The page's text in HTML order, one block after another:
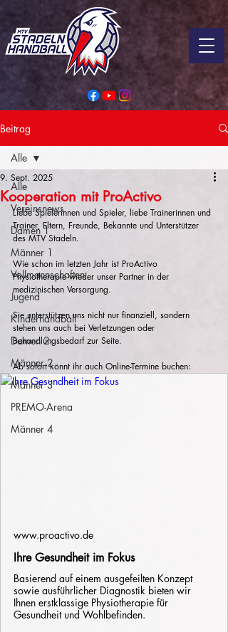
Beitrag
Alle
Vereinsnews
Damen 1
Männer 1
Vollmannschaften
Jugend
Kinderhandball
Damen 2
Männer 2
Männer 3
PREMO-Arena
Männer 4
Alle
Kooperation mit ProActivo
9. Sept. 2025
Liebe Spielerinnen und Spieler, liebe Trainerinnen und
Trainer, Eltern, Freunde, Bekannte und Unterstützer
des MTV Stadeln.
Wie schon im letzten Jahr ist ProActivo
Physiotherapie wieder unser Partner in der
medizinischen Versorgung.
Sie unterstützen uns nicht nur finanziell, sondern
stehen uns auch bei Verletzungen oder
Behandlungsbedarf zur Seite.
Ab sofort könnt ihr auch Online-Termine buchen:
www.proactivo.de
Ihre Gesundheit im Fokus
Basierend auf einem ausgefeilten Konzept
sowie ausführlicher Diagnostik bieten wir
Ihnen erstklassige Physiotherapie für
Gesundheit und Wohlbefinden.